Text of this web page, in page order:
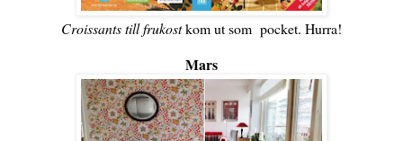
Croissants till frukostkom ut som pocket. Hurra!
Mars